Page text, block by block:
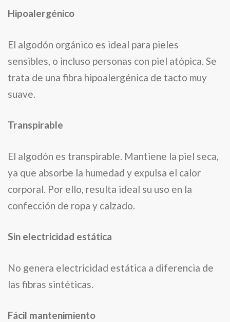
Hipoalergénico
El algodón orgánico es ideal para pieles
sensibles, o incluso personas con piel atópica. Se
trata de una fibra hipoalergénica de tacto muy
suave.
Transpirable
El algodón es transpirable. Mantiene la piel seca,
ya que absorbe la humedad y expulsa el calor
corporal. Por ello, resulta ideal su uso en la
confección de ropa y calzado.
Sin electricidad estática
No genera electricidad estática a diferencia de
las fibras sintéticas.
Fácil mantenimiento